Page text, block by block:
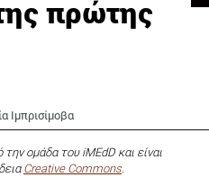
πρώτης
Ιμπρισίμοβα
ομάδα του iMEdD και είναι
Creative Commons